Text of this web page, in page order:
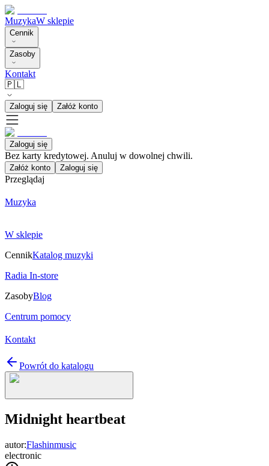
MuzykaW sklepie
Cennik
Zasoby
Kontakt
🇵🇱
Zaloguj się Załóż konto
Zaloguj się
Bez karty kredytowej. Anuluj w dowolnej chwili.
Załóż konto Zaloguj się
Przeglądaj
Muzyka
W sklepie
CennikKatalog muzyki
Radia In-store
ZasobyBlog
Centrum pomocy
Kontakt
Powrót do katalogu
Midnight heartbeat
autor:Flashinmusic
electronic